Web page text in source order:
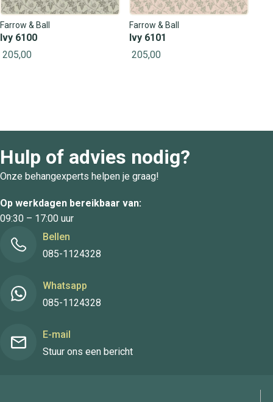
Farrow & Ball
Ivy 6100
205,00
Farrow & Ball
Ivy 6101
205,00
Hulp of advies nodig?
Onze behangexperts helpen je graag!
Op werkdagen bereikbaar van:
09:30 – 17:00 uur
Bellen
085-1124328
Whatsapp
085-1124328
E-mail
Stuur ons een bericht